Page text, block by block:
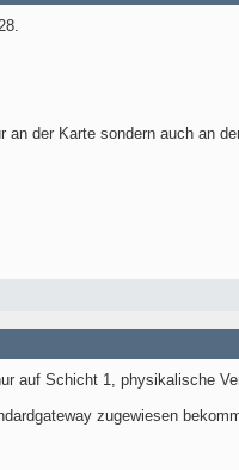
an der Karte sondern auch an
auf Schicht 1, physikalische
zugewiesen